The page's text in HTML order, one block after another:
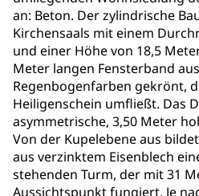
an: Beton. Der zylindrische
Kirchensaals mit einem
und einer Höhe von 18,5
Meter langen Fensterband
Regenbogenfarben gekrönt,
Heiligenschein umfließt. Das
asymmetrische, 3,50 Meter
Von der Kupelebene aus
aus verzinktem Eisenblech
stehenden Turm, der mit 31
Aussichtspunkt fungiert. Je